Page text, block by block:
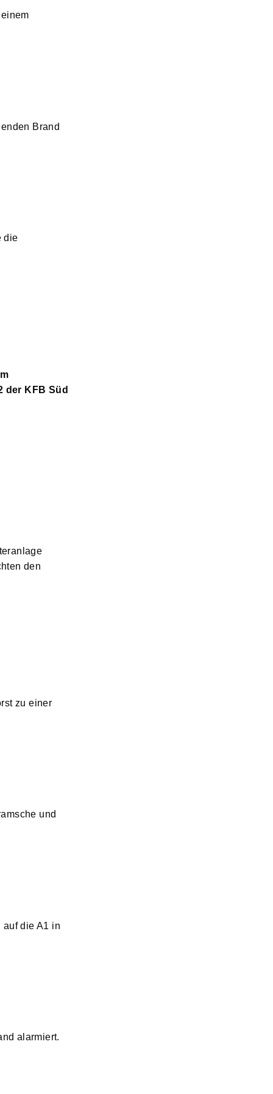
Brand
die
der KFB Süd
den
zu einer
und
auf die A1 in
alarmiert.